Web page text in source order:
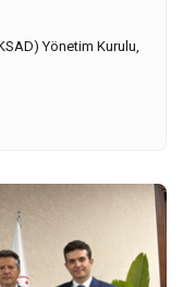
Yönetim Kurulu,